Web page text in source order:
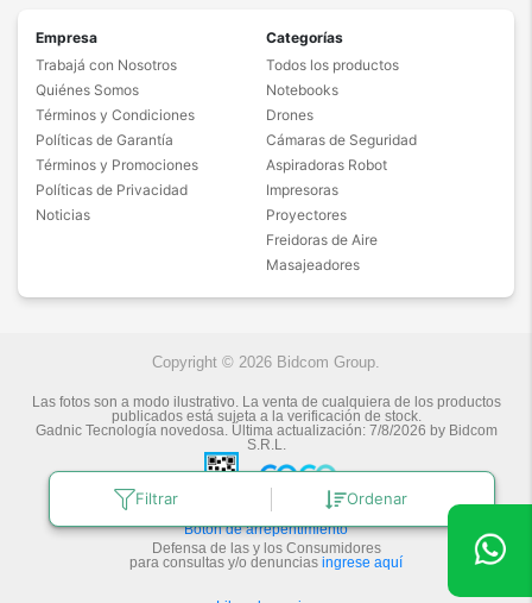
Filtrar Ordenar
Empresa
Trabajá con Nosotros
Quiénes Somos
Términos y Condiciones
Políticas de Garantía
Términos y Promociones
Políticas de Privacidad
Noticias
Categorías
Todos los productos
Notebooks
Drones
Cámaras de Seguridad
Aspiradoras Robot
Impresoras
Proyectores
Freidoras de Aire
Masajeadores
Copyright © 2026 Bidcom Group.
Las fotos son a modo ilustrativo. La venta de cualquiera de los productos
publicados está sujeta a la verificación de stock.
Gadnic Tecnología novedosa. Última actualización: 7/8/2026 by Bidcom
S.R.L.
Botón de arrepentimiento
Defensa de las y los Consumidores
para consultas y/o denuncias ingrese aquí